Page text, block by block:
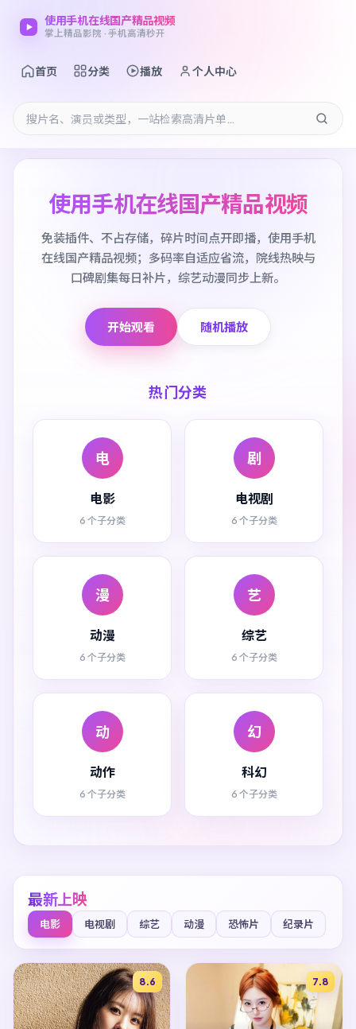
使用手机在线国产精品视频
掌上精品影院 · 手机高清秒开
首页 分类 播放 个人中心
使用手机在线国产精品视频
免装插件、不占存储，碎片时间点开即播，使用手机
在线国产精品视频；多码率自适应省流，院线热映与
口碑剧集每日补片，综艺动漫同步上新。
开始观看 随机播放
热门分类
电
电影
6 个子分类
剧
电视剧
6 个子分类
漫
动漫
6 个子分类
艺
综艺
6 个子分类
动
动作
6 个子分类
幻
科幻
6 个子分类
最新上映
电影 电视剧 综艺 动漫 恐怖片 纪录片
8.6 7.8